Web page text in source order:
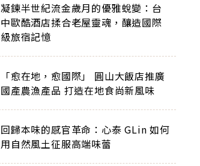
凝鍊半世紀流金歲月的優雅蛻變：台
中歐酷酒店揉合老屋靈魂，釀造國際
級旅宿記憶
「愈在地，愈國際」 圓山大飯店推廣
國產農漁產品 打造在地食尚新風味
回歸本味的感官革命：心泰 GLin 如何
用自然風土征服高端味蕾